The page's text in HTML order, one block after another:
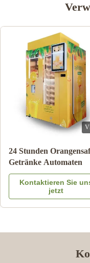
24 Stunden
Getränke Automaten
Kontaktieren Sie
jetzt